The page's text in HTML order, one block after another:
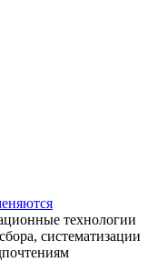
технологии
систематизации